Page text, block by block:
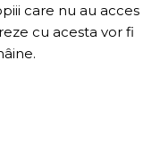
care nu au acces
cu acesta vor fi